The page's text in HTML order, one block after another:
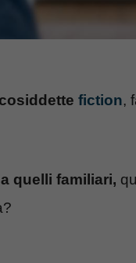
cosiddette fiction,
quelli familiari,